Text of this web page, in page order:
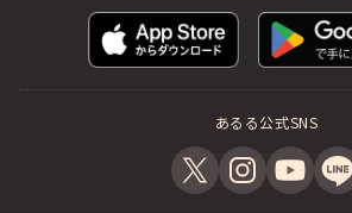
あるる公式SNS